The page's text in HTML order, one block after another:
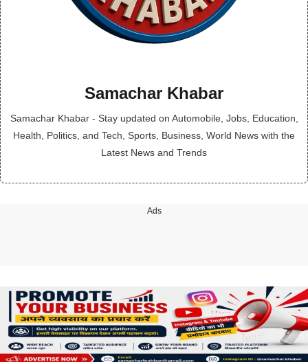
Samachar Khabar
Samachar Khabar - Stay updated on Automobile, Jobs, Education,
Health, Politics, and Tech, Sports, Business, World News with the
Latest News and Trends
Ads